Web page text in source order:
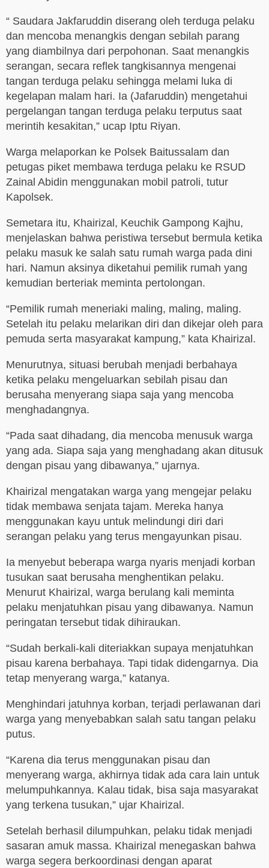
“ Saudara Jakfaruddin diserang oleh terduga pelaku
dan mencoba menangkis dengan sebilah parang
yang diambilnya dari perpohonan. Saat menangkis
serangan, secara reflek tangkisannya mengenai
tangan terduga pelaku sehingga melami luka di
kegelapan malam hari. Ia (Jafaruddin) mengetahui
pergelangan tangan terduga pelaku terputus saat
merintih kesakitan,” ucap Iptu Riyan.
Warga melaporkan ke Polsek Baitussalam dan
petugas piket membawa terduga pelaku ke RSUD
Zainal Abidin menggunakan mobil patroli, tutur
Kapolsek.
Semetara itu, Khairizal, Keuchik Gampong Kajhu,
menjelaskan bahwa peristiwa tersebut bermula ketika
pelaku masuk ke salah satu rumah warga pada dini
hari. Namun aksinya diketahui pemilik rumah yang
kemudian berteriak meminta pertolongan.
“Pemilik rumah meneriaki maling, maling, maling.
Setelah itu pelaku melarikan diri dan dikejar oleh para
pemuda serta masyarakat kampung,” kata Khairizal.
Menurutnya, situasi berubah menjadi berbahaya
ketika pelaku mengeluarkan sebilah pisau dan
berusaha menyerang siapa saja yang mencoba
menghadangnya.
“Pada saat dihadang, dia mencoba menusuk warga
yang ada. Siapa saja yang menghadang akan ditusuk
dengan pisau yang dibawanya,” ujarnya.
Khairizal mengatakan warga yang mengejar pelaku
tidak membawa senjata tajam. Mereka hanya
menggunakan kayu untuk melindungi diri dari
serangan pelaku yang terus mengayunkan pisau.
Ia menyebut beberapa warga nyaris menjadi korban
tusukan saat berusaha menghentikan pelaku.
Menurut Khairizal, warga berulang kali meminta
pelaku menjatuhkan pisau yang dibawanya. Namun
peringatan tersebut tidak dihiraukan.
“Sudah berkali-kali diteriakkan supaya menjatuhkan
pisau karena berbahaya. Tapi tidak didengarnya. Dia
tetap menyerang warga,” katanya.
Menghindari jatuhnya korban, terjadi perlawanan dari
warga yang menyebabkan salah satu tangan pelaku
putus.
“Karena dia terus menggunakan pisau dan
menyerang warga, akhirnya tidak ada cara lain untuk
melumpuhkannya. Kalau tidak, bisa saja masyarakat
yang terkena tusukan,” ujar Khairizal.
Setelah berhasil dilumpuhkan, pelaku tidak menjadi
sasaran amuk massa. Khairizal menegaskan bahwa
warga segera berkoordinasi dengan aparat